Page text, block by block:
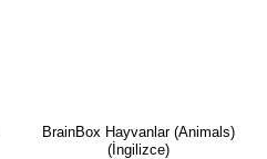
BrainBox Hayvanlar (Animals)
(İngilizce)